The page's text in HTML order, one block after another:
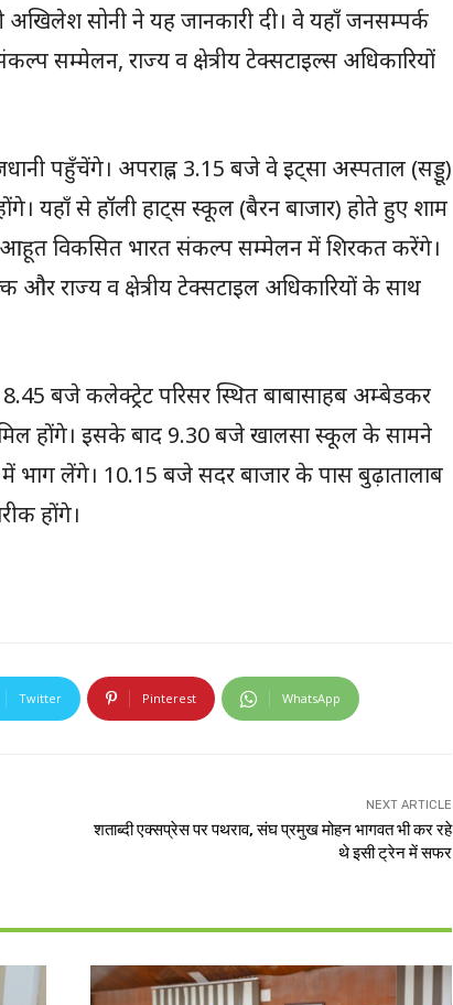
अखिलेश सोनी ने यह जानकारी दी। वे यहाँ जनसम्पर्क
सम्मेलन, राज्य व क्षेत्रीय टेक्सटाइल्स अधिकारियों
पहुँचेंगे। अपराह्न 3.15 बजे वे इट्सा अस्पताल (सड्डू)
यहाँ से हॉली हाट्स स्कूल (बैरन बाजार) होते हुए शाम
आहूत विकसित भारत संकल्प सम्मेलन में शिरकत करेंगे।
और राज्य व क्षेत्रीय टेक्सटाइल अधिकारियों के साथ
बजे कलेक्ट्रेट परिसर स्थित बाबासाहब अम्बेडकर
होंगे। इसके बाद 9.30 बजे खालसा स्कूल के सामने
में भाग लेंगे। 10.15 बजे सदर बाजार के पास बुढ़ातालाब
होंगे।
Twitter Pinterest WhatsApp
NEXT ARTICLE
शताब्दी एक्सप्रेस पर पथराव, संघ प्रमुख मोहन भागवत भी कर रहे
थे इसी ट्रेन में सफर